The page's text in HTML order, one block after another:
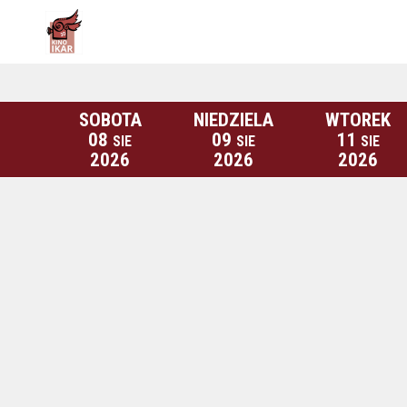
SOBOTA
08 SIE
2026
NIEDZIELA
09 SIE
2026
WTOREK
11 SIE
2026